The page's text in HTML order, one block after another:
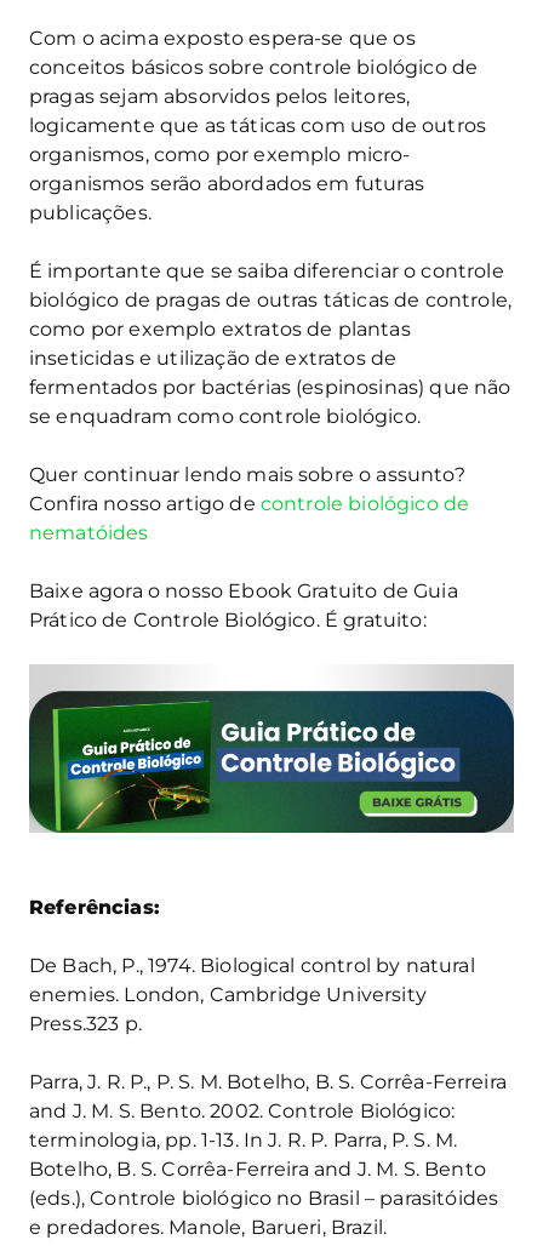
Com o acima exposto espera-se que os
conceitos básicos sobre controle biológico de
pragas sejam absorvidos pelos leitores,
logicamente que as táticas com uso de outros
organismos, como por exemplo micro-
organismos serão abordados em futuras
publicações.
É importante que se saiba diferenciar o controle
biológico de pragas de outras táticas de controle,
como por exemplo extratos de plantas
inseticidas e utilização de extratos de
fermentados por bactérias (espinosinas) que não
se enquadram como controle biológico.
Quer continuar lendo mais sobre o assunto?
Confira nosso artigo de controle biológico de
nematóides
Baixe agora o nosso Ebook Gratuito de Guia
Prático de Controle Biológico. É gratuito:
Referências:
De Bach, P., 1974. Biological control by natural
enemies. London, Cambridge University
Press.323 p.
Parra, J. R. P., P. S. M. Botelho, B. S. Corrêa-Ferreira
and J. M. S. Bento. 2002. Controle Biológico:
terminologia, pp. 1-13. In J. R. P. Parra, P. S. M.
Botelho, B. S. Corrêa-Ferreira and J. M. S. Bento
(eds.), Controle biológico no Brasil – parasitóides
e predadores. Manole, Barueri, Brazil.